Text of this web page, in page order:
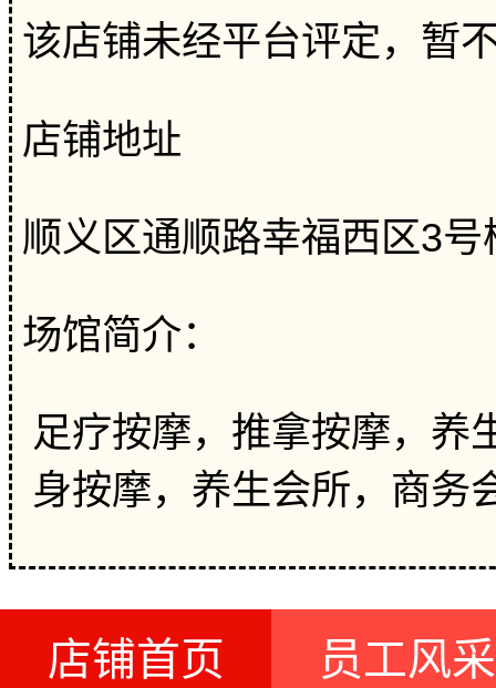
该店铺未经平台评定，暂
店铺地址
顺义区通顺路幸福西区3号
场馆简介：
足疗按摩，推拿按摩，养
身按摩，养生会所，商务
店铺首页 员工风采